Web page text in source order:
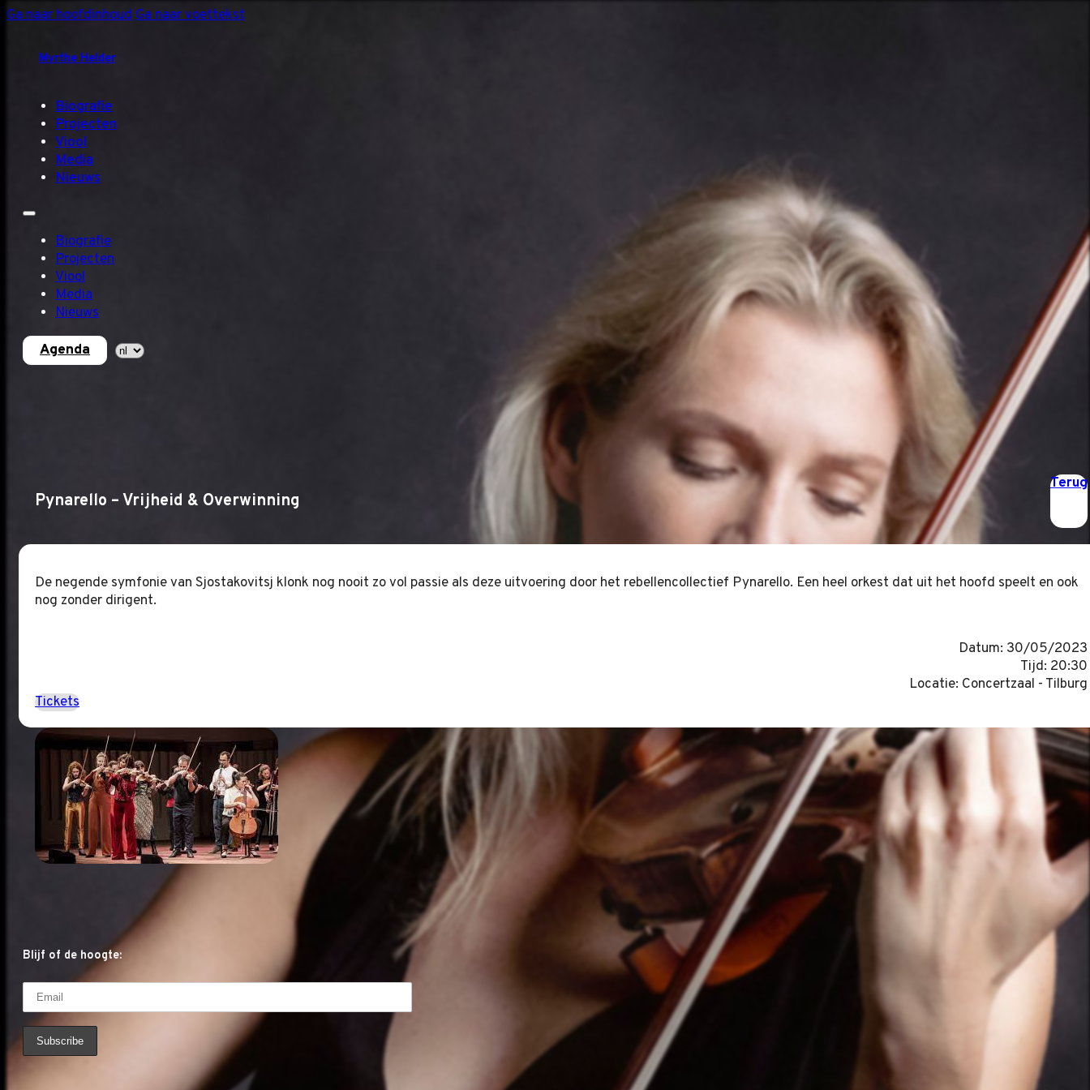
Ga naar hoofdinhoudGa naar voettekst
Myrthe Helder
Biografie
Projecten
Viool
Media
Nieuws
Biografie
Projecten
Viool
Media
Nieuws
Agenda
Pynarello – Vrijheid & Overwinning
Terug
De negende symfonie van Sjostakovitsj klonk nog nooit zo vol passie als deze uitvoering door het rebellencollectief Pynarello. Een heel orkest dat uit het hoofd speelt en ook
nog zonder dirigent.
Datum: 30/05/2023
Tijd: 20:30
Locatie: Concertzaal - Tilburg
Tickets
Blijf of de hoogte: